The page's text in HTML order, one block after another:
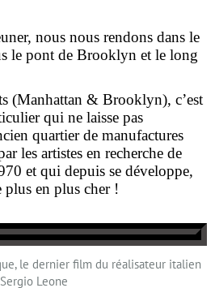
nous nous rendons dans le
le pont de Brooklyn et le long
(Manhattan & Brooklyn), c’est
qui ne laisse pas
quartier de manufactures
les artistes en recherche de
et qui depuis se développe,
plus en plus cher !
le dernier film du réalisateur italien
Sergio Leone